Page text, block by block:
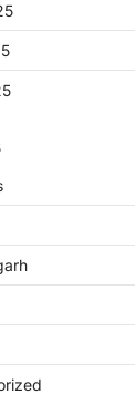
CG : पांच माह
CG: छिपली की
बकरी पालन से
More Khabar
रायपुर। ग्रामीण
सशक्त बनाने की